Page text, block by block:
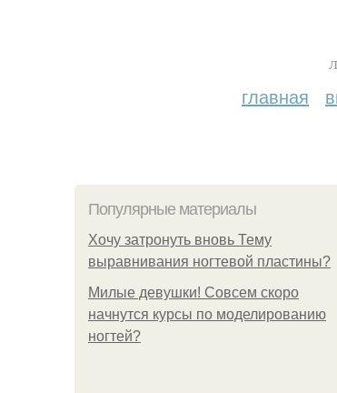
главная
Популярные материалы
Хочу затронуть вновь Тему
выравнивания ногтевой пластины?
Милые девушки! Совсем скоро
начнутся курсы по моделированию
ногтей?